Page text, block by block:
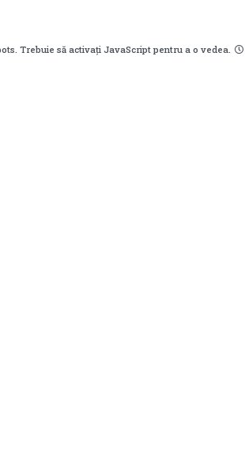
Trebuie să activați JavaScript pentru a o vedea.